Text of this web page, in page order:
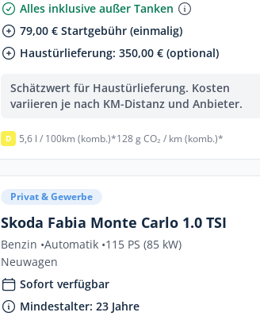
Alles inklusive außer Tanken
79,00 € Startgebühr (einmalig)
Haustürlieferung: 350,00 € (optional)
Schätzwert für Haustürlieferung. Kosten
variieren je nach KM-Distanz und Anbieter.
D 5,6 l / 100km (komb.)*128 g CO₂ / km (komb.)*
Privat & Gewerbe
Skoda Fabia Monte Carlo 1.0 TSI
Benzin •Automatik •115 PS (85 kW)
Neuwagen
Sofort verfügbar
Mindestalter: 23 Jahre